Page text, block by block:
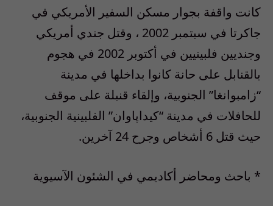
كانت واقفة بجوار مسكن السفير الأمريكي في
جاكرتا في سبتمبر 2002 ، وقتل جندي أمريكي
وجنديين فلبينيين في أكتوبر 2002 في هجوم
بالقنابل على حانة كانوا بداخلها في مدينة
“زامبوانغا” الجنوبية، وإلقاء قنبلة على موقف
للحافلات في مدينة “كيداپاوان” الفلبينية الجنوبية،
حيث قتل 6 أشخاص وجرح 24 آخرين.
* باحث ومحاضر أكاديمي في الشئون الآسيوية